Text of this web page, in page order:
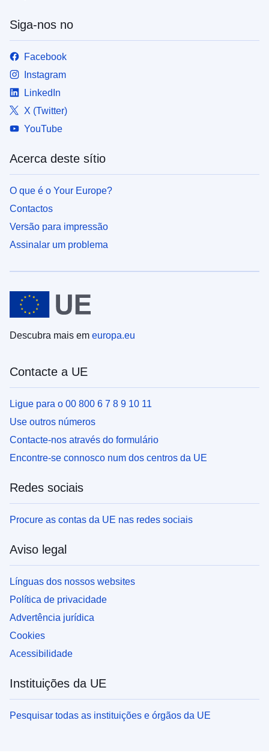
Siga-nos no
Facebook
Instagram
LinkedIn
X (Twitter)
YouTube
Acerca deste sítio
O que é o Your Europe?
Contactos
Versão para impressão
Assinalar um problema
Descubra mais em europa.eu
Contacte a UE
Ligue para o 00 800 6 7 8 9 10 11
Use outros números
Contacte-nos através do formulário
Encontre-se connosco num dos centros da UE
Redes sociais
Procure as contas da UE nas redes sociais
Aviso legal
Línguas dos nossos websites
Política de privacidade
Advertência jurídica
Cookies
Acessibilidade
Instituições da UE
Pesquisar todas as instituições e órgãos da UE